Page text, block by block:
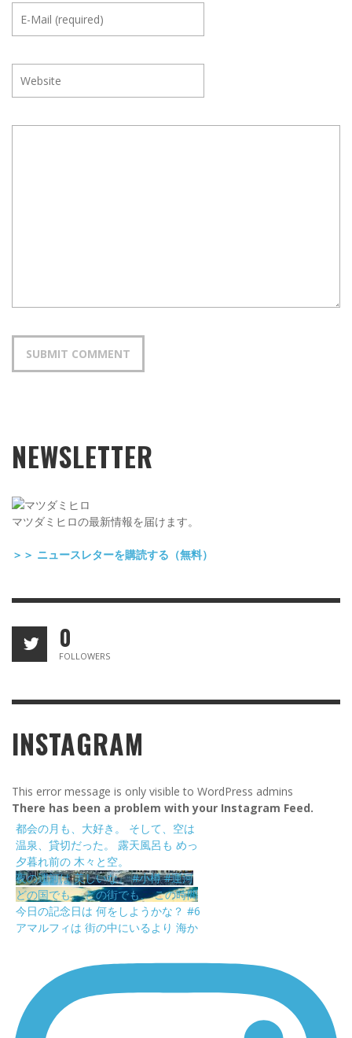
NEWSLETTER
マツダミヒロの最新情報を届けます。
＞＞ ニュースレターを購読する（無料）
0
FOLLOWERS
INSTAGRAM
This error message is only visible to WordPress admins
There has been a problem with your Instagram Feed.
都会の月も、大好き。 そして、空は
温泉、貸切だった。 露天風呂も めっ
夕暮れ前の 木々と空。
夜の運河は 美しいな。 #小樽 #運河
どの国でも、 どの街でも、 この時間
今日の記念日は 何をしようかな？ #6
アマルフィは 街の中にいるより 海か